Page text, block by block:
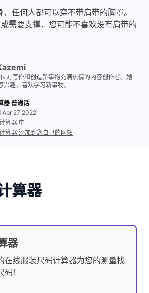
任何人都可以穿不带肩带的胸罩。
需要支撑，您可能不喜欢没有肩带的
对写作和创造新事物充满热情的内容创作者。她
兴趣，喜欢学习新事物。
器 普通话
Apr 27 2022
算器 中
算器 添加到您自己的网站
算器
器
在线服装尺码计算器为您的测量找
！